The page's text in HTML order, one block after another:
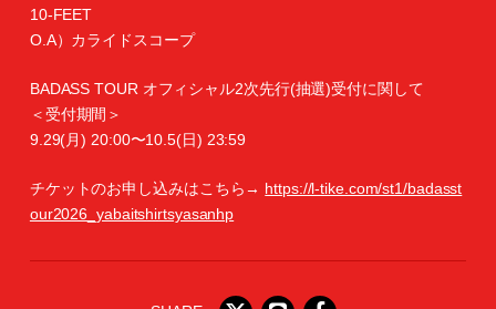
10-FEET
O.A）カライドスコープ
BADASS TOUR オフィシャル2次先行(抽選)受付に関して
＜受付期間＞
9.29(月) 20:00〜10.5(日) 23:59
チケットのお申し込みはこちら→ https://l-tike.com/st1/badasst
our2026_yabaitshirtsyasanhp